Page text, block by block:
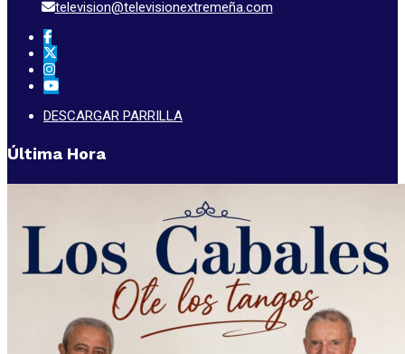
television@televisionextremeña.com
DESCARGAR PARRILLA
Última Hora